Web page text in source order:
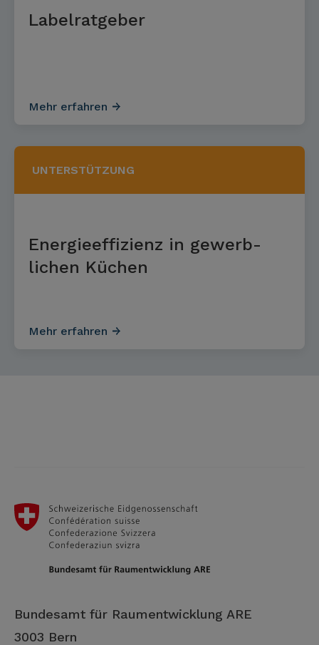
Labelratgeber
Mehr erfahren
UNTERSTÜTZUNG
Energieeffizienz in gewerb­
lichen Küchen
Mehr erfahren
Bundesamt für Raumentwicklung ARE
3003 Bern